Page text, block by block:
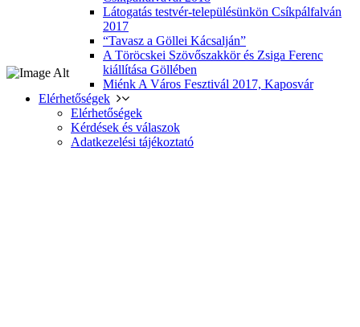
Látogatás testvér-településünkön Csíkpálfalván
2017
“Tavasz a Göllei Kácsalján”
A Töröcskei Szövőszakkör és Zsiga Ferenc
kiállítása Göllében
Miénk A Város Fesztivál 2017, Kaposvár
Elérhetőségek
Elérhetőségek
Kérdések és válaszok
Adatkezelési tájékoztató